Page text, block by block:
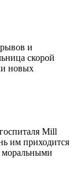
и
скорой
новых
Mill
им приходится
моральными